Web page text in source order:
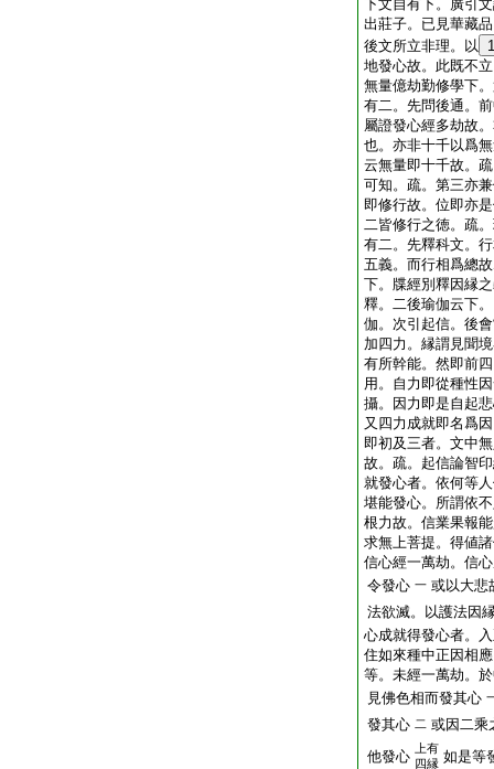
下文自有下。廣引
出莊子。已見華藏
後文所立非理。以
1
地發心故。此既不
無量億劫勤修學下
有二。先問後通。
屬證發心經多劫故
也。亦非十千以爲
云無量即十千故。
可知。疏。第三亦
即修行故。位即亦
二皆修行之徳。疏
有二。先釋科文。
五義。而行相爲總
下。牒經別釋因縁
釋。二後瑜伽云下
伽。次引起信。後
加四力。縁謂見聞
有所幹能。然即前
用。自力即從種性
攝。因力即是自起
又四力成就即名爲
即初及三者。文中
故。疏。起信論智
就發心者。依何等
堪能發心。所謂依
根力故。信業果報
求無上菩提。得値
信心經一萬劫。信
令發心 一 或以大悲
法欲滅。以護法因
心成就得發心者。
住如來種中正因相
等。未經一萬劫。
見佛色相而發其心
發其心 二 或因二乘
他發心
上有
四縁 如是等